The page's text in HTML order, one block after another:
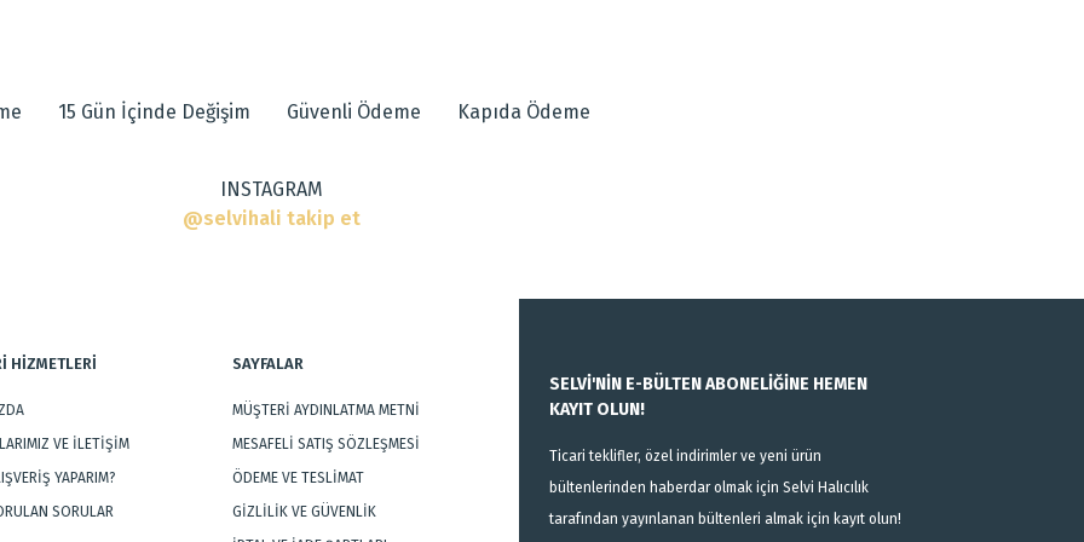
Gönder
15 Gün İçinde Değişim Güvenli Ödeme Kapıda Ödeme
INSTAGRAM
@selvihali takip et
HİZMETLERİ
VE İLETİŞİM
YAPARIM?
SORULAR
SAYFALAR
MÜŞTERİ AYDINLATMA METNİ
MESAFELİ SATIŞ SÖZLEŞMESİ
ÖDEME VE TESLİMAT
GİZLİLİK VE GÜVENLİK
SELVİ'NİN E-BÜLTEN ABONELİĞİNE HEMEN
KAYIT OLUN!
Ticari teklifler, özel indirimler ve yeni ürün
bültenlerinden haberdar olmak için Selvi Halıcılık
tarafından yayınlanan bültenleri almak için kayıt olun!